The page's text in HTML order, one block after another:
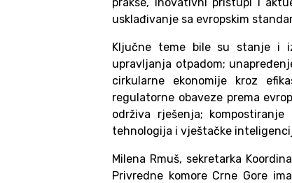
usklađivanje sa evropskim
Ključne teme bile su stanje i
upravljanja otpadom;
cirkularne ekonomije kroz
regulatorne obaveze prema
održiva rješenja;
tehnologija i vještačke
Milena Rmuš, sekretarka
Privredne komore Crne Gore